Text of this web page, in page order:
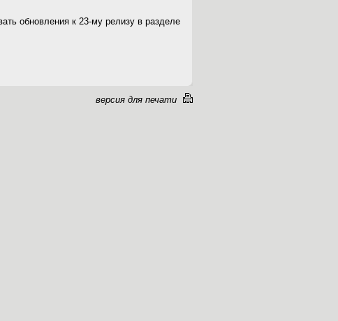
обновления к 23-му релизу в разделе
версия для печати